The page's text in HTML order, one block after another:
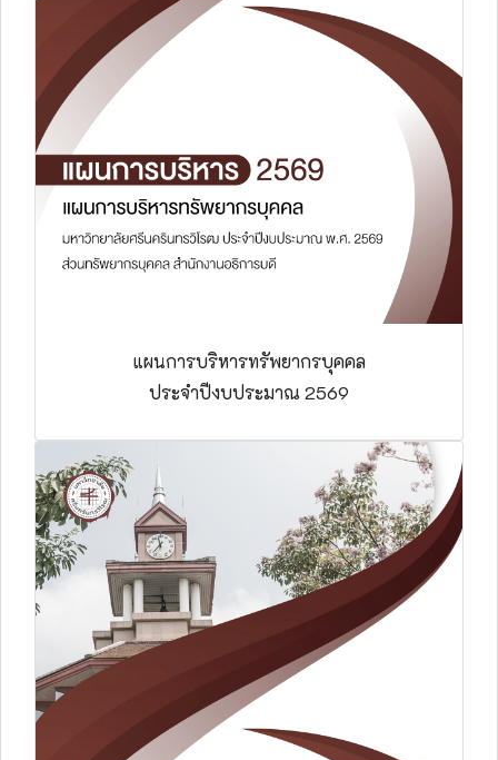
แผนการบริหารทรัพยากรบุคคล
ประจำปีงบประมาณ 2569